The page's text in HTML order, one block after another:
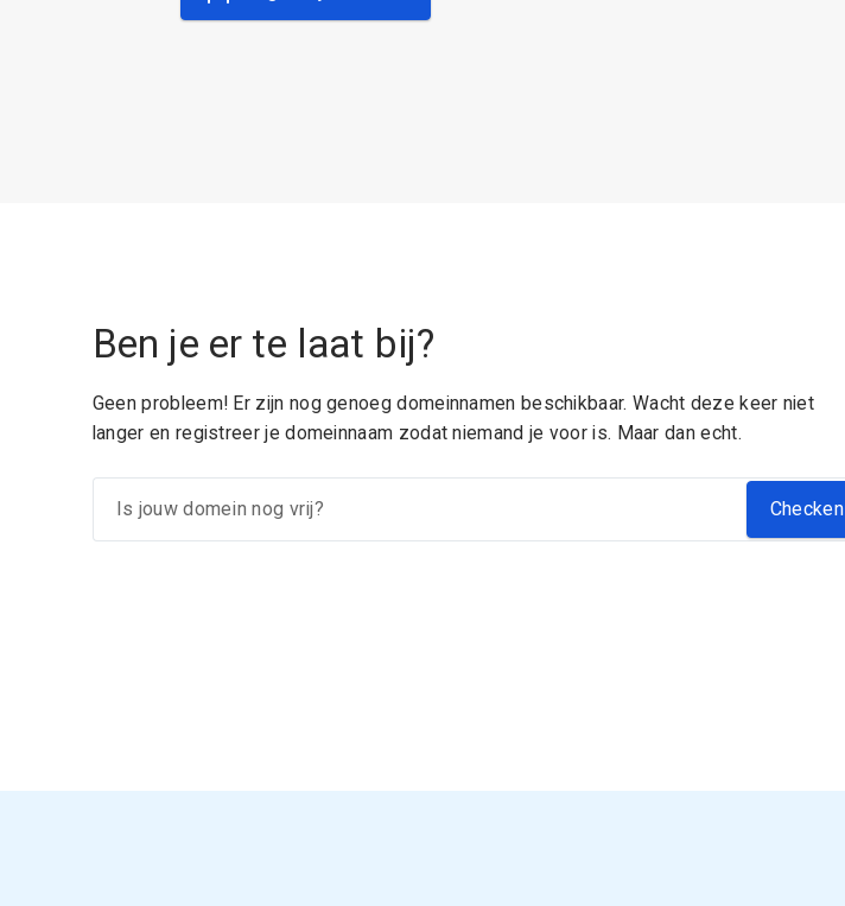
Ben je er te laat bij?
Geen probleem! Er zijn nog genoeg domeinnamen beschikbaar. Wacht deze keer niet
langer en registreer je domeinnaam zodat niemand je voor is. Maar dan echt.
Checken